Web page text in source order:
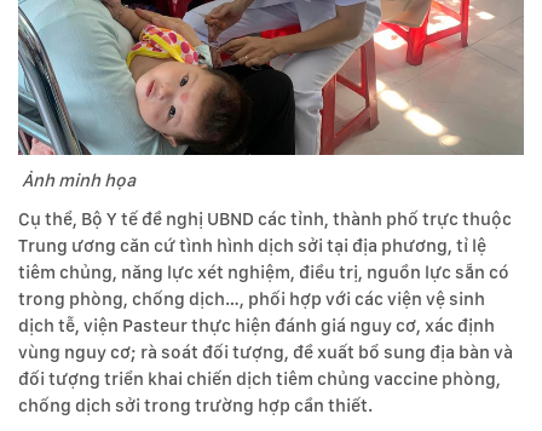
Ảnh minh họa
Cụ thể, Bộ Y tế đề nghị UBND các tỉnh, thành phố trực thuộc
Trung ương căn cứ tình hình dịch sởi tại địa phương, tỉ lệ
tiêm chủng, năng lực xét nghiệm, điều trị, nguồn lực sẵn có
trong phòng, chống dịch…, phối hợp với các viện vệ sinh
dịch tễ, viện Pasteur thực hiện đánh giá nguy cơ, xác định
vùng nguy cơ; rà soát đối tượng, đề xuất bổ sung địa bàn và
đối tượng triển khai chiến dịch tiêm chủng vaccine phòng,
chống dịch sởi trong trường hợp cần thiết.